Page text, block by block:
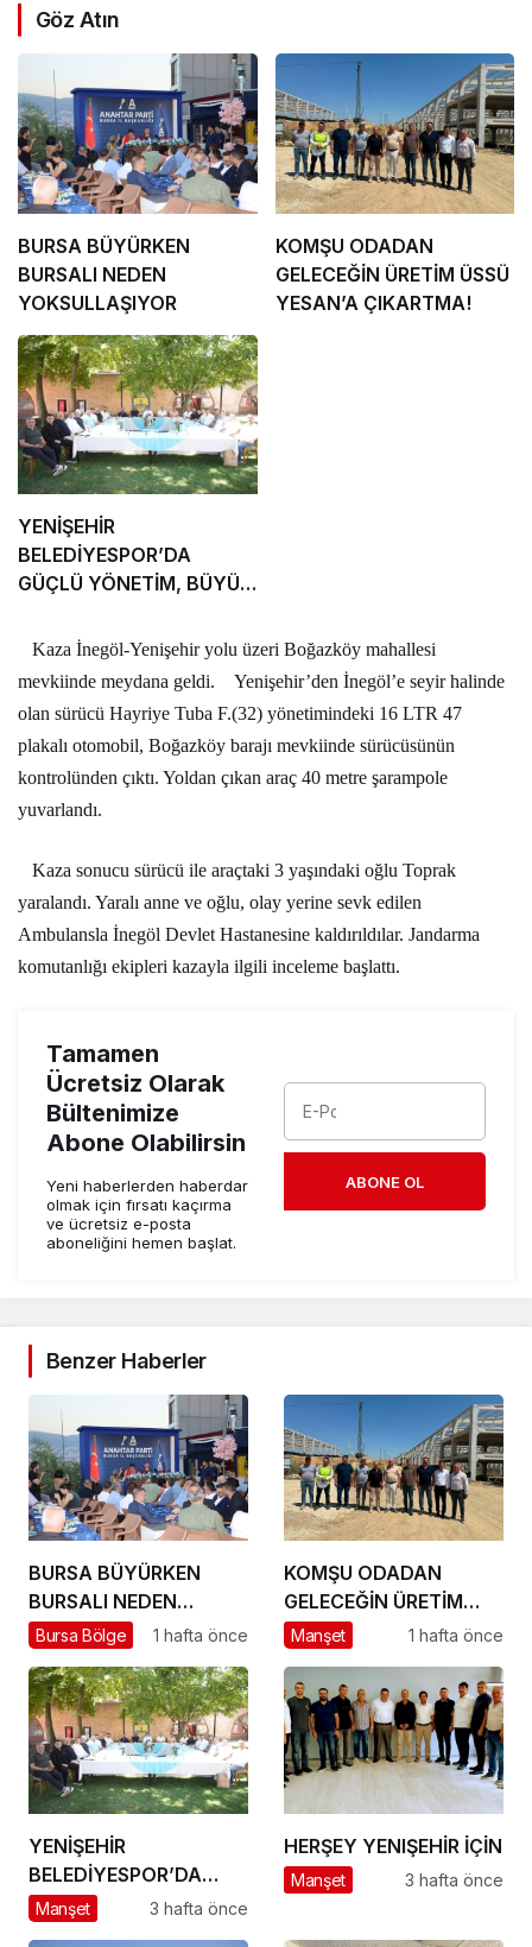
Göz Atın
BURSA BÜYÜRKEN
BURSALI NEDEN
YOKSULLAŞIYOR
KOMŞU ODADAN
GELECEĞİN ÜRETİM ÜSSÜ
YESAN’A ÇIKARTMA!
YENİŞEHİR
BELEDİYESPOR’DA
GÜÇLÜ YÖNETİM, BÜYÜK
Kaza İnegöl-Yenişehir yolu üzeri Boğazköy mahallesi
mevkiinde meydana geldi.
Yenişehir’den İnegöl’e seyir halinde
olan sürücü Hayriye Tuba F.(32) yönetimindeki 16 LTR 47
plakalıotomobil, Boğazköy barajı mevkiinde sürücüsünün
kontrolünden çıktı. Yoldan çıkan araç 40 metreşarampole
yuvarlandı.
Kaza sonucu sürücü ile araçtaki 3 yaşındaki oğlu Toprak
yaralandı. Yaralı anne ve oğlu, olay yerine sevk edilen
Ambulansla İnegöl Devlet Hastanesine kaldırıldılar. Jandarma
komutanlığı ekiplerikazayla ilgili inceleme başlattı.
Tamamen
Ücretsiz Olarak
Bültenimize
Abone Olabilirsin
Yeni haberlerden haberdar
olmak için fırsatı kaçırma
ve ücretsiz e-posta
aboneliğini hemen başlat.
ABONE OL
Benzer Haberler
BURSA BÜYÜRKEN
BURSALI NEDEN
YOKSULLAŞIYOR
Bursa Bölge 1 hafta önce
KOMŞU ODADAN
GELECEĞİN ÜRETİM
ÜSSÜ YESAN’A
Manşet 1 hafta önce
YENİŞEHİR
BELEDİYESPOR’DA
GÜÇLÜ YÖNETİM,
Manşet 3 hafta önce
HERŞEY YENIŞEHİR İÇİN
Manşet 3 hafta önce